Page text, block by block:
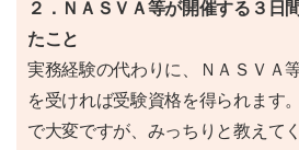
２．ＮＡＳＶＡ等が開催する３日
たこと
実務経験の代わりに、ＮＡＳＶＡ
を受ければ受験資格を得られます
で大変ですが、みっちりと教えて